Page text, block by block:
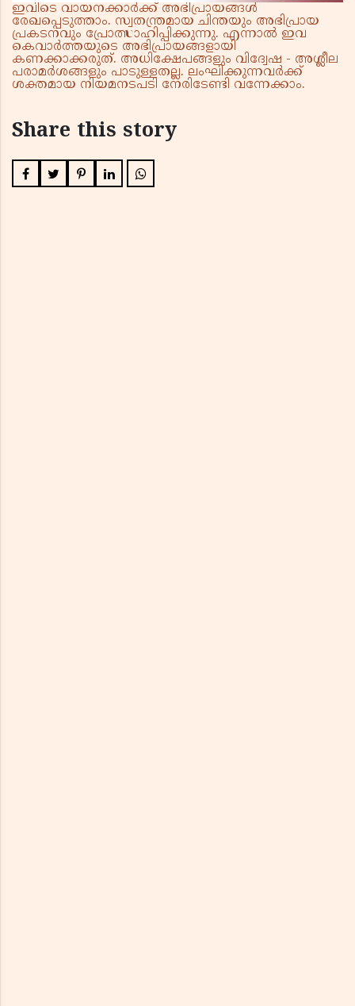
ഇവിടെ വായനക്കാർക്ക് അഭിപ്രായങ്ങൾ
രേഖപ്പെടുത്താം. സ്വതന്ത്രമായ ചിന്തയും അഭിപ്രായ
പ്രകടനവും പ്രോത്സാഹിപ്പിക്കുന്നു. എന്നാൽ ഇവ
കെവാർത്തയുടെ അഭിപ്രായങ്ങളായി
കണക്കാക്കരുത്. അധിക്ഷേപങ്ങളും വിദ്വേഷ - അശ്ലീല
പരാമർശങ്ങളും പാടുള്ളതല്ല. ലംഘിക്കുന്നവർക്ക്
ശക്തമായ നിയമനടപടി നേരിടേണ്ടി വന്നേക്കാം.
Share this story